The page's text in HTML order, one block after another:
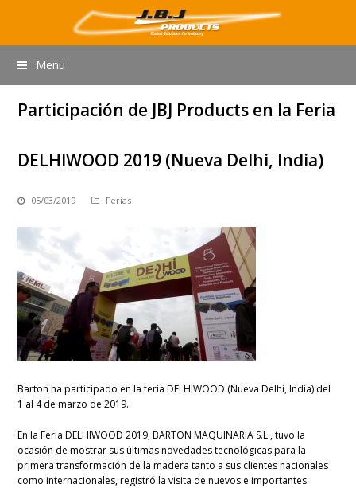
Menu
Participación de JBJ Products en la Feria
DELHIWOOD 2019 (Nueva Delhi, India)
05/03/2019 Ferias
Barton ha participado en la feria DELHIWOOD (Nueva Delhi, India) del
1 al 4 de marzo de 2019.
En la Feria DELHIWOOD 2019, BARTON MAQUINARIA S.L., tuvo la
ocasión de mostrar sus últimas novedades tecnológicas para la
primera transformación de la madera tanto a sus clientes nacionales
como internacionales, registró la visita de nuevos e importantes